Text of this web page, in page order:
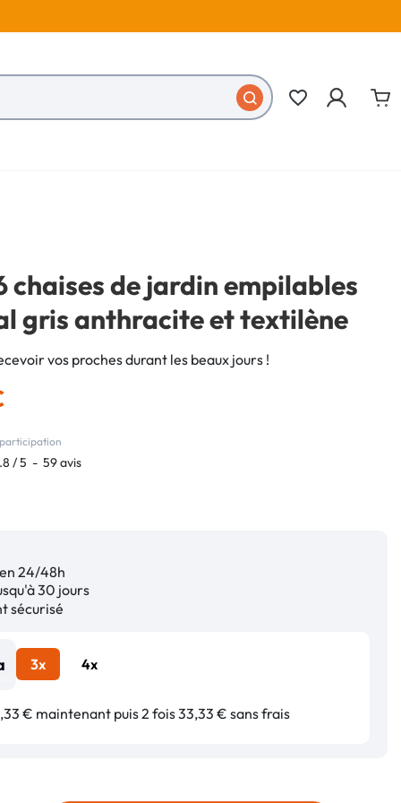
favorite_border
chaises de jardin empilables
gris anthracite et textilène
vos proches durant les beaux jours !
/5 - 59avis
24/48h
30 jours
sécurisé
3x 4x
€ maintenant puis 2 fois 33,33 € sans frais